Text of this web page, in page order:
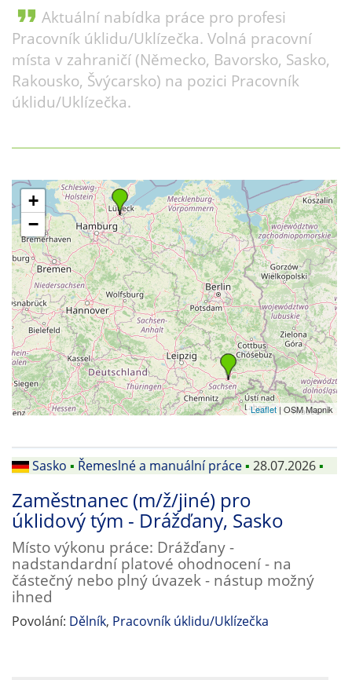
format_quote Aktuální nabídka práce pro profesi
Pracovník úklidu/Uklízečka. Volná pracovní
místa v zahraničí (Německo, Bavorsko, Sasko,
Rakousko, Švýcarsko) na pozici Pracovník
úklidu/Uklízečka.
+
−
Leaflet| OSM Mapnik
Sasko ▪ Řemeslné a manuální práce▪ 28.07.2026▪
Zaměstnanec (m/ž/jiné) pro
úklidový tým - Drážďany, Sasko
Místo výkonu práce: Drážďany -
nadstandardní platové ohodnocení - na
částečný nebo plný úvazek - nástup možný
ihned
Povolání: Dělník, Pracovník úklidu/Uklízečka